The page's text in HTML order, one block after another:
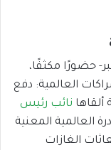
-الأربعاء 10 سبتمبر- حضورًا مكثفًا،
العالمية: دفع
نائب رئيس
العالمية المعنية
الغازات